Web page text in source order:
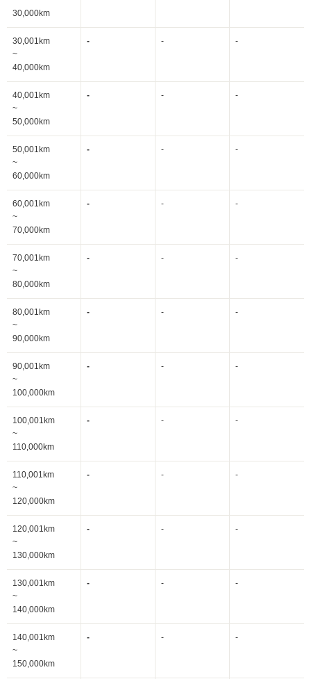
30,000km
30,001km
~
40,000km
- - -
40,001km
~
50,000km
- - -
50,001km
~
60,000km
- - -
60,001km
~
70,000km
- - -
70,001km
~
80,000km
- - -
80,001km
~
90,000km
- - -
90,001km
~
100,000km
- - -
100,001km
~
110,000km
- - -
110,001km
~
120,000km
- - -
120,001km
~
130,000km
- - -
130,001km
~
140,000km
- - -
140,001km
~
150,000km
- - -